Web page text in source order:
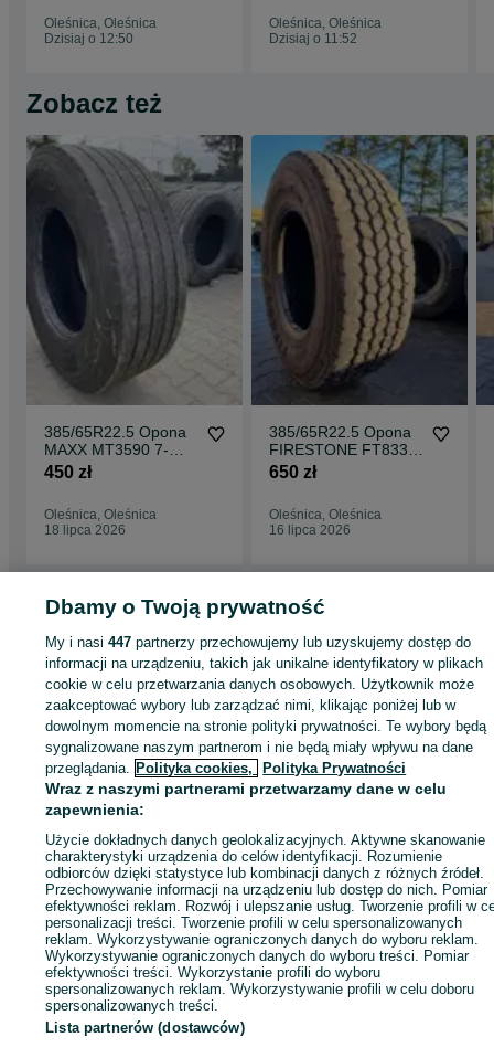
Oleśnica, Oleśnica
Dzisiaj o 12:50
Oleśnica, Oleśnica
Dzisiaj o 11:52
Zobacz też
385/65R22.5 Opona
MAXX MT3590 7-
9mm Naczepa MT
450 zł
Oleśnica, Oleśnica
18 lipca 2026
385/65R22.5 Opona
FIRESTONE FT833
12 mm Naczepa FT
650 zł
Oleśnica, Oleśnica
16 lipca 2026
Strona główna Motoryzacja Opony i Felgi Opony
Opony - Oleśnica
Opony - Oleśnica
KATEGORIA
874447193 Wyświetlenia:
Zadzwoń / SMS Wyślij wiadomość
Dbamy o Twoją prywatność
My i nasi447 partnerzy przechowujemy lub uzyskujemy dostęp do
informacji na urządzeniu, takich jak unikalne identyfikatory w plikach
cookie w celu przetwarzania danych osobowych. Użytkownik może
zaakceptować wybory lub zarządzać nimi, klikając poniżej lub w
dowolnym momencie na stronie polityki prywatności. Te wybory będą
sygnalizowane naszym partnerom i nie będą miały wpływu na dane
przeglądania. Polityka cookies, Polityka Prywatności
Wraz z naszymi partnerami przetwarzamy dane w celu
zapewnienia:
Użycie dokładnych danych geolokalizacyjnych. Aktywne skanowanie
charakterystyki urządzenia do celów identyfikacji. Rozumienie
odbiorców dzięki statystyce lub kombinacji danych z różnych źródeł.
Przechowywanie informacji na urządzeniu lub dostęp do nich. Pomiar
efektywności reklam. Rozwój i ulepszanie usług. Tworzenie profili w
personalizacji treści. Tworzenie profili w celu spersonalizowanych
reklam. Wykorzystywanie ograniczonych danych do wyboru reklam.
Wykorzystywanie ograniczonych danych do wyboru treści. Pomiar
efektywności treści. Wykorzystanie profili do wyboru
spersonalizowanych reklam. Wykorzystywanie profili w celu doboru
spersonalizowanych treści.
Lista partnerów (dostawców)